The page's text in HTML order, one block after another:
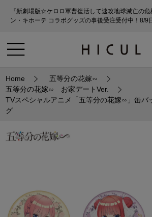
『新劇場版☆ケロロ軍曹復活して速攻地球滅亡の
ン・キホーテ コラボグッズの事後受注受付中！8/9
Home
五等分の花嫁∽
五等分の花嫁∽ お家デートVer.
TVスペシャルアニメ「五等分の花嫁∽」缶バ
グ